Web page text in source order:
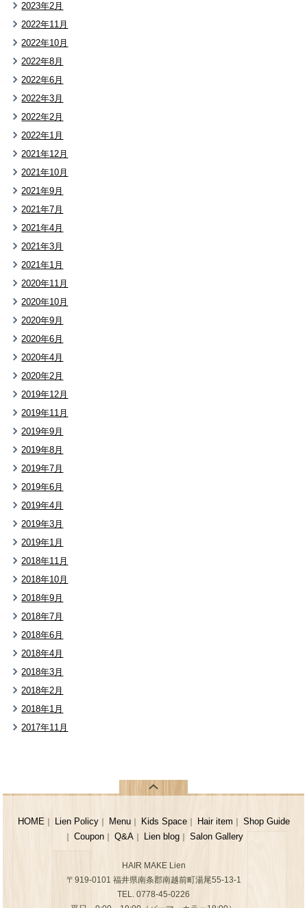
2023年2月
2022年11月
2022年10月
2022年8月
2022年6月
2022年3月
2022年2月
2022年1月
2021年12月
2021年10月
2021年9月
2021年7月
2021年4月
2021年3月
2021年1月
2020年11月
2020年10月
2020年9月
2020年6月
2020年4月
2020年2月
2019年12月
2019年11月
2019年9月
2019年8月
2019年7月
2019年6月
2019年4月
2019年3月
2019年1月
2018年11月
2018年10月
2018年9月
2018年7月
2018年6月
2018年4月
2018年3月
2018年2月
2018年1月
2017年11月
HOME｜ Lien Policy｜ Menu｜ Kids Space｜ Hair item Shop Guide
Coupon Q&A Lien blog Salon Gallery
HAIR MAKE Lien
〒919-0101 福井県南条郡南越前町湯尾55-13-1
TEL. 0778-45-0226